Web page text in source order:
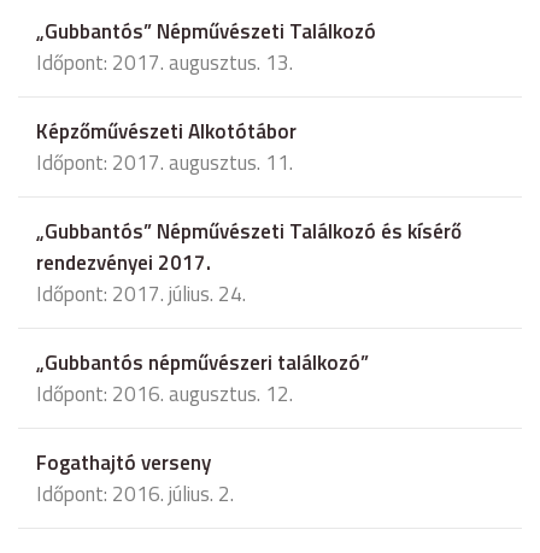
„Gubbantós” Népművészeti Találkozó
Időpont: 2017. augusztus. 13.
Képzőművészeti Alkotótábor
Időpont: 2017. augusztus. 11.
„Gubbantós” Népművészeti Találkozó és kísérő
rendezvényei 2017.
Időpont: 2017. július. 24.
„Gubbantós népművészeri találkozó”
Időpont: 2016. augusztus. 12.
Fogathajtó verseny
Időpont: 2016. július. 2.